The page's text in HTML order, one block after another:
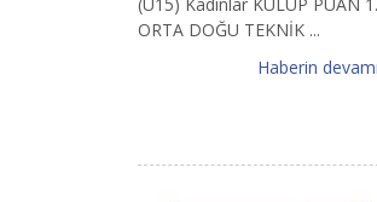
ORTA DOĞU TEKNİK ...
Haberin